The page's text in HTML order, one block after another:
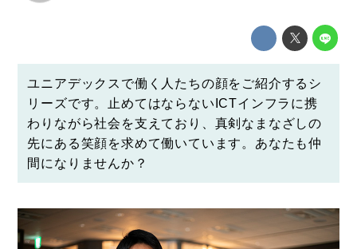
ユニアデックスで働く人たちの顔をご紹介するシ
リーズです。止めてはならないICTインフラに携
わりながら社会を支えており、真剣なまなざしの
先にある笑顔を求めて働いています。あなたも仲
間になりませんか？